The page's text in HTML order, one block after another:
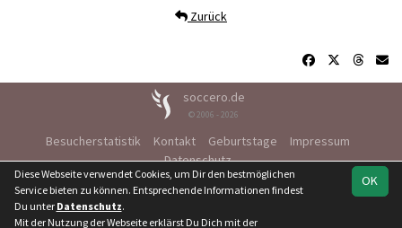
Zurück
soccero.de
© 2006 - 2026
Besucherstatistik Kontakt Geburtstage
Impressum
Datenschutz
OK
Diese Webseite verwendet Cookies, um Dir den bestmöglichen
Service bieten zu können. Entsprechende Informationen findest
Du unter Datenschutz.
Mit der Nutzung der Webseite erklärst Du Dich mit der